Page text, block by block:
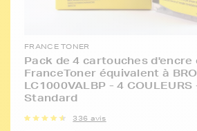
FRANCE TONER
Pack de 4 cartouches
FranceToner équivalent à
LC1000VALBP - 4
Standard
336 avis